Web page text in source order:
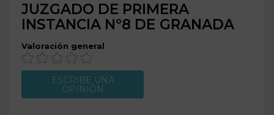
JUZGADO DE PRIMERA
INSTANCIA Nº8 DE GRANADA
Valoración general
ESCRIBE UNA
OPINIÓN